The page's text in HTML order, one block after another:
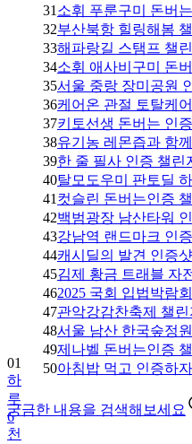
31 소휘 푸룬구미 돈버
32부산북항 힐링해봄 챌
33해파랑길 스탬프 챌린
34소휘 애사비구미 돈
35서울 중랑 장미공원
36케어온 관절 토탈케
37키토선생 돈버는 인
38유기농 레몬즙과 함
39한 줄 필사 인증 챌린
40탈모도우미 판토딜
41 컷슬린 돈버는인증 챌
42백범광장 남산타워
43강남역 랜드마크 인
44캐시딜의 발견 인증
45김제 황금 트래블 자
462025 국회 입법박람
47관악강감찬축제 챌린
48서울 남산 한국숲정
49제나벨 돈버는인증 챌
50아침밥 먹고 인증하
궁금한 내용을 검색해보세요
01
하
루
6
천